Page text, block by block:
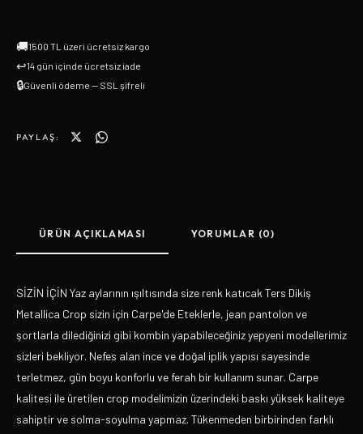
🚚1500 TL üzeri ücretsiz kargo
↩14 gün içinde ücretsiz iade
🔒Güvenli ödeme — SSL şifreli
PAYLAŞ:
ÜRÜN AÇIKLAMASI YORUMLAR (0)
SİZİN İÇİN Yaz aylarının ışıltısında size renk katıcak Ters Dikiş
Metallica Crop sizin için Carpe'de Eteklerle, jean pantolon ve
şortlarla dilediğinizi gibi kombin yapabileceğiniz yepyeni modellerimiz
sizleri bekliyor. Nefes alan ince ve doğal iplik yapısı sayesinde
terletmez, gün boyu konforlu ve ferah bir kullanım sunar. Carpe
kalitesi ile üretilen crop modelimizin üzerindeki baskı yüksek kaliteye
sahiptir ve solma-soyulma yapmaz. Tükenmeden birbirinden farklı